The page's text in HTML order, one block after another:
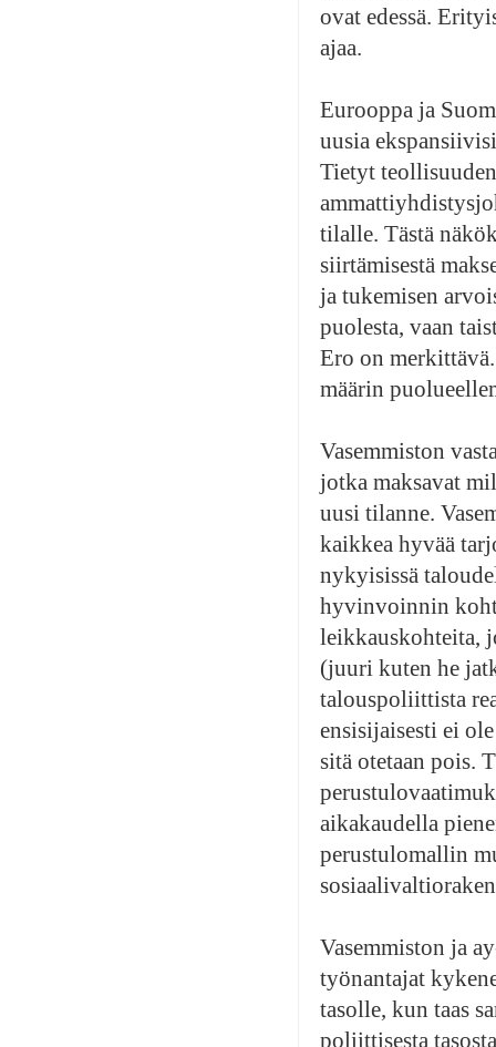
ovat edessä.
ajaa.
Eurooppa ja
uusia
Tietyt
tilalle. Tästä
siirtämisestä
ja tukemisen
puolesta, vaan
Ero on
määrin
Vasemmiston
jotka maksavat
uusi tilanne.
kaikkea hyvää
nykyisissä
hyvinvoinnin
leikkauskohteita,
(juuri kuten he
talouspoliittista
ensisijaisesti ei
sitä otetaan pois.
aikakaudella
perustulomallin
Vasemmiston ja
työnantajat
tasolle, kun taas
poliittisesta